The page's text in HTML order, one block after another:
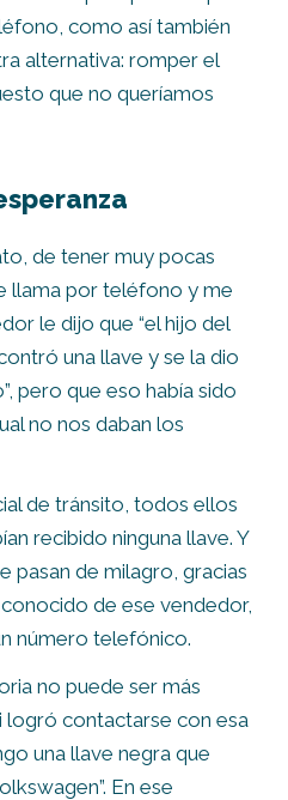
como así también
alternativa: romper el
que no queríamos
de tener muy pocas
llama por teléfono y me
le dijo que “el hijo del
una llave y se la dio
pero que eso había sido
no nos daban los
de tránsito, todos ellos
recibido ninguna llave. Y
pasan de milagro, gracias
de ese vendedor,
número telefónico.
no puede ser más
logró contactarse con esa
una llave negra que
En ese